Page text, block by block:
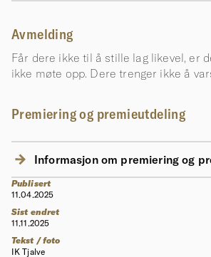
Avmelding
Får dere ikke til å stille lag likevel, er
ikke møte opp. Dere trenger ikke å
Premiering og premieutdeling
Informasjon om premiering og
Publisert
11.04.2025
Sist endret
11.11.2025
Tekst /foto
IK Tjalve